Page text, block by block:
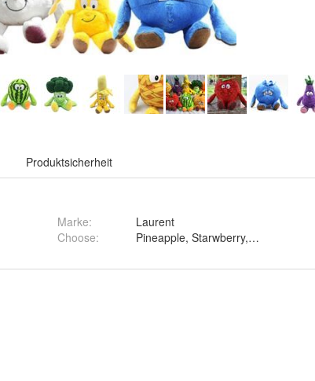
Produktsicherheit
Marke:
Laurent
Choose: